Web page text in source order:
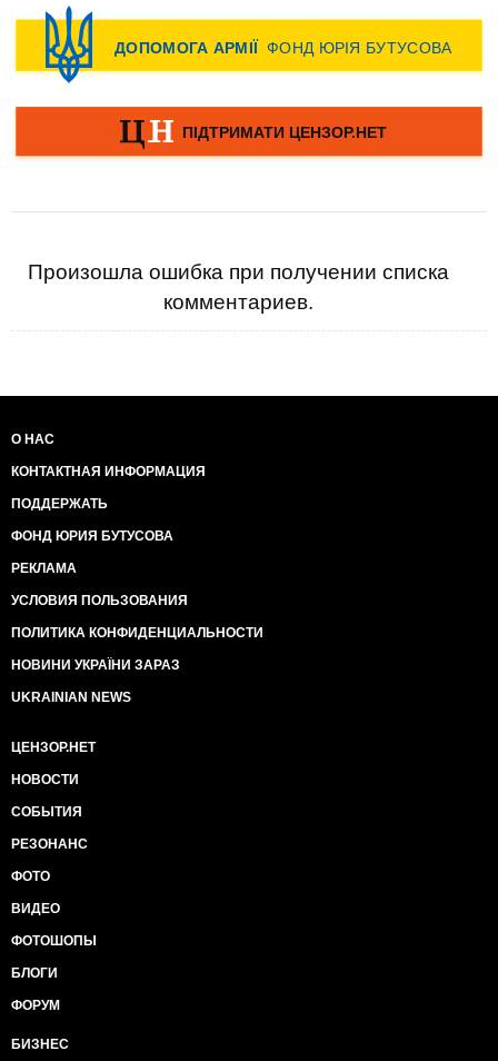
Произошла ошибка при получении списка
комментариев.
О НАС
КОНТАКТНАЯ ИНФОРМАЦИЯ
ПОДДЕРЖАТЬ
ФОНД ЮРИЯ БУТУСОВА
РЕКЛАМА
УСЛОВИЯ ПОЛЬЗОВАНИЯ
ПОЛИТИКА КОНФИДЕНЦИАЛЬНОСТИ
НОВИНИ УКРАЇНИ ЗАРАЗ
UKRAINIAN NEWS
ЦЕНЗОР.НЕТ
НОВОСТИ
СОБЫТИЯ
РЕЗОНАНС
ФОТО
ВИДЕО
ФОТОШОПЫ
БЛОГИ
ФОРУМ
БИЗНЕС